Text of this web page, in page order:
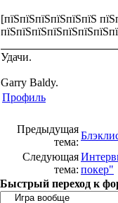
[пїЅпїЅпїЅпїЅпїЅпїЅ
Удачи.
Garry Baldy.
Профиль
Предыдущая
тема:
Следующая
тема: покер"
Быстрый переход к